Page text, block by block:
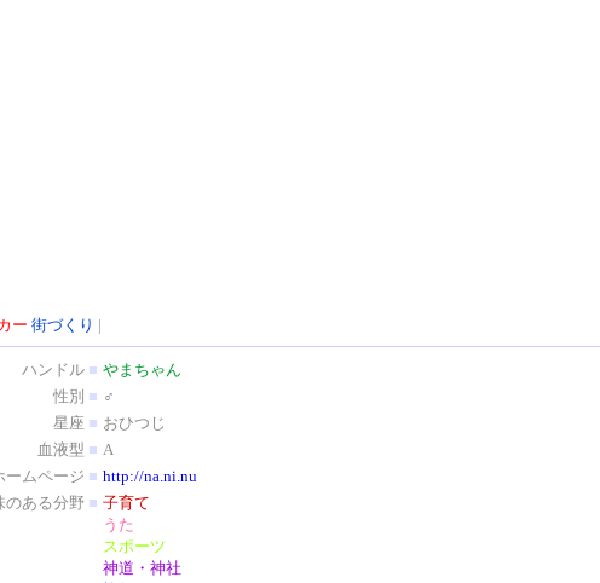
ー 街づくり |
ハンドル ■ やまちゃん
性別 ■ ♂
星座 ■ おひつじ
血液型 ■ A
ームページ ■ http://na.ni.nu
のある分野 ■ 子育て
うた
スポーツ
神道・神社